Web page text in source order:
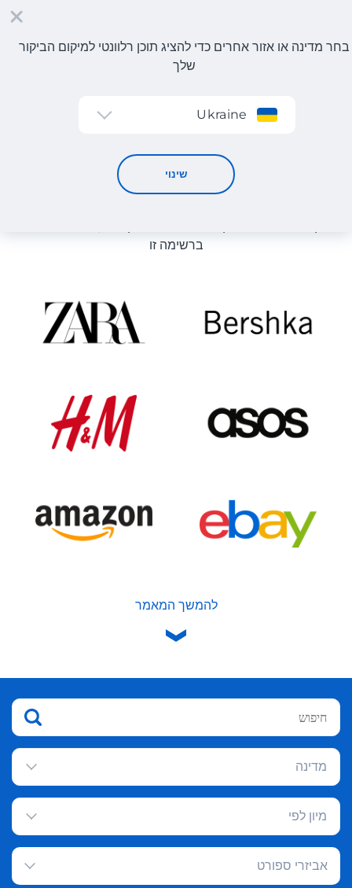
בחר מדינה או אזור אחרים כדי להציג תוכן רלוונטי למיקום הביקור
שלך
Ukraine
שינוי
אביזרי ספורט
קטלוג חנויות
ברשימה זו
להמשך המאמר
מדינה
מיון לפי
אביזרי ספורט